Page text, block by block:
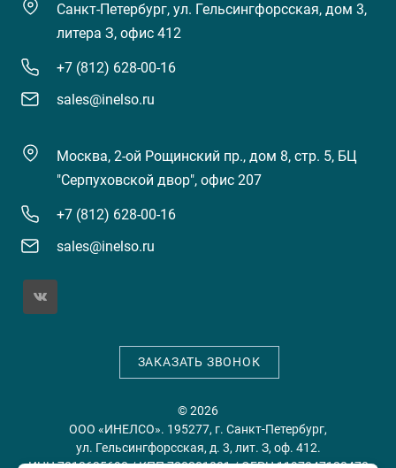
Санкт-Петербург, ул. Гельсингфорсская, дом 3,
литера З, офис 412
+7 (812) 628-00-16
sales@inelso.ru
Москва, 2-ой Рощинский пр., дом 8, стр. 5, БЦ
"Серпуховской двор", офис 207
+7 (812) 628-00-16
sales@inelso.ru
ЗАКАЗАТЬ ЗВОНОК
© 2026
ООО «ИНЕЛСО». 195277, г. Санкт-Петербург,
ул. Гельсингфорсская, д. 3, лит. З, оф. 412.